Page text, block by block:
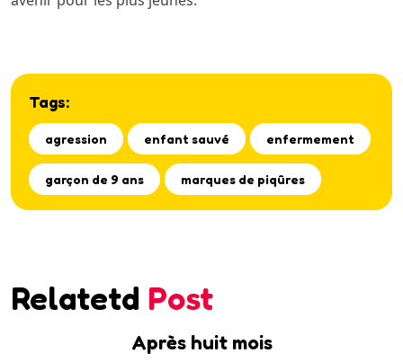
Tags:
agression enfant sauvé enfermement
garçon de 9 ans marques de piqûres
Relatetd Post
Après huit mois